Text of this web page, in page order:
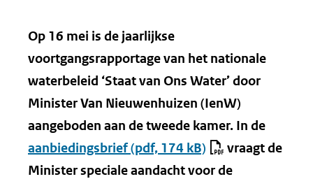
Op 16 mei is de jaarlijkse
voortgangsrapportage van het nationale
waterbeleid ‘Staat van Ons Water’ door
Minister Van Nieuwenhuizen (IenW)
aangeboden aan de tweede kamer. In de
aanbiedingsbrief(pdf, 174 kB)
vraagt de
Minister speciale aandacht voor de